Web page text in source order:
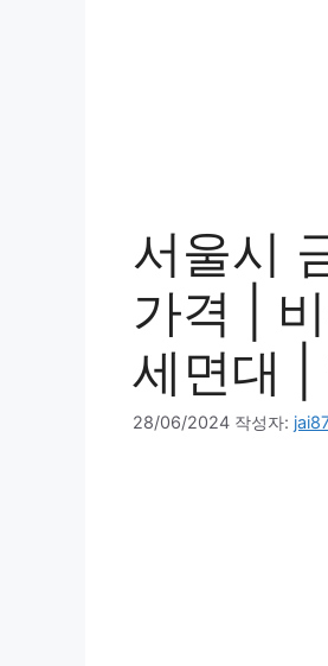
서울시
가격 |
세면대 |
28/06/2024 작성자: